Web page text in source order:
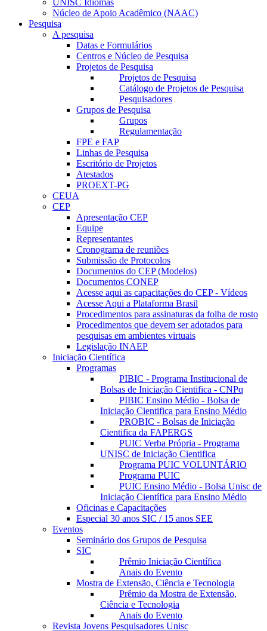
UNISC Idiomas
Núcleo de Apoio Acadêmico (NAAC)
Pesquisa
A pesquisa
Datas e Formulários
Centros e Núcleo de Pesquisa
Projetos de Pesquisa
Projetos de Pesquisa
Catálogo de Projetos de Pesquisa
Pesquisadores
Grupos de Pesquisa
Grupos
Regulamentação
FPE e FAP
Linhas de Pesquisa
Escritório de Projetos
Atestados
PROEXT-PG
CEUA
CEP
Apresentação CEP
Equipe
Representantes
Cronograma de reuniões
Submissão de Protocolos
Documentos do CEP (Modelos)
Documentos CONEP
Acesse aqui as capacitações do CEP - Vídeos
Acesse Aqui a Plataforma Brasil
Procedimentos para assinaturas da folha de rosto
Procedimentos que devem ser adotados para
pesquisas em ambientes virtuais
Legislação INAEP
Iniciação Científica
Programas
PIBIC - Programa Institucional de
Bolsas de Iniciação Cientifica - CNPq
PIBIC Ensino Médio - Bolsa de
Iniciação Cientifica para Ensino Médio
PROBIC - Bolsas de Iniciação
Cientifica da FAPERGS
PUIC Verba Própria - Programa
UNISC de Iniciação Cientifica
Programa PUIC VOLUNTÁRIO
Programa PUIC
PUIC Ensino Médio - Bolsa Unisc de
Iniciação Científica para Ensino Médio
Oficinas e Capacitações
Especial 30 anos SIC / 15 anos SEE
Eventos
Seminário dos Grupos de Pesquisa
SIC
Prêmio Iniciação Científica
Anais do Evento
Mostra de Extensão, Ciência e Tecnologia
Prêmio da Mostra de Extensão,
Ciência e Tecnologia
Anais do Evento
Revista Jovens Pesquisadores Unisc